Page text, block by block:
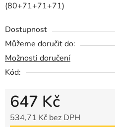
(80+71+71+71)
Dostupnost
Můžeme doručit do:
Možnosti doručení
Kód:
647 Kč
534,71 Kč bez DPH